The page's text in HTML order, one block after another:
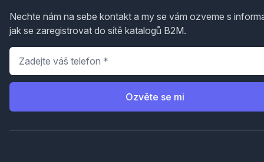
Nechte nám na sebe kontakt a my se vám ozveme s
jak se zaregistrovat do sítě katalogů B2M.
Telefon
Ozvěte se mi